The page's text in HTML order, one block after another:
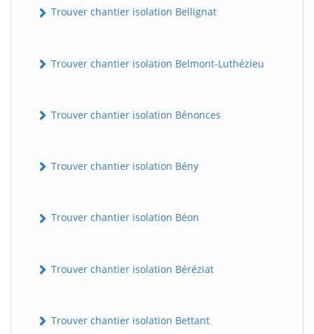
Trouver chantier isolation Bellignat
Trouver chantier isolation Belmont-Luthézieu
Trouver chantier isolation Bénonces
Trouver chantier isolation Bény
Trouver chantier isolation Béon
Trouver chantier isolation Béréziat
Trouver chantier isolation Bettant